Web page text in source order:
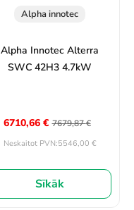
Alpha innotec
Alpha Innotec Alterra
SWC 42H3 4.7kW
7679,87€
6710,66 €
Neskaitot PVN:5546,00 €
Sīkāk